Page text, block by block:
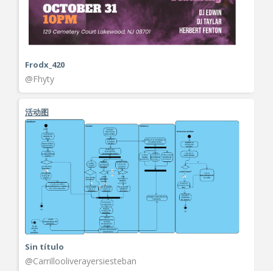
Frodx_420
@Fhyty
活动图
Sin título
@Carrillooliverayersiesteban